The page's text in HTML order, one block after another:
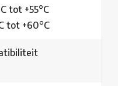
tot +55°C
tot +60°C